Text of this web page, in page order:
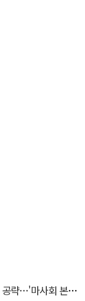
김병삼 경북 영천시장, 이번엔 국회 공략…'마사회 본사 이전·광역교통망 확충' 요청